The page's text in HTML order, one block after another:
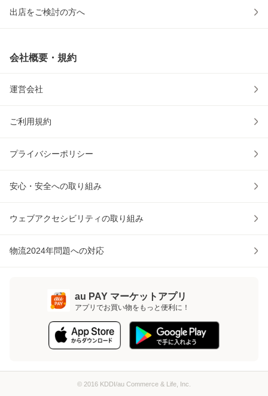
出店をご検討の方へ
会社概要・規約
運営会社
ご利用規約
プライバシーポリシー
安心・安全への取り組み
ウェブアクセシビリティの取り組み
物流2024年問題への対応
au PAY マーケットアプリ
アプリでお買い物をもっと便利に！
© 2016 KDDI/au Commerce & Life, Inc.